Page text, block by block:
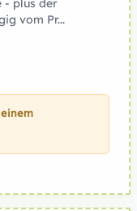
- plus der
vom Pr...